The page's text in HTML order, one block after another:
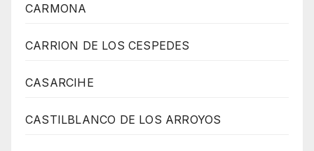
CARMONA
CARRION DE LOS CESPEDES
CASARCIHE
CASTILBLANCO DE LOS ARROYOS